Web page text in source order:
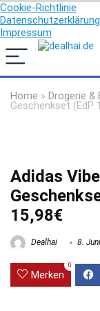
Cookie-Richtlinie
Datenschutzerklärung
Impressum
Home » Drogerie &
Geschenkset (EdP
Adidas
15,98€
Dealhai 8.
Merken
0